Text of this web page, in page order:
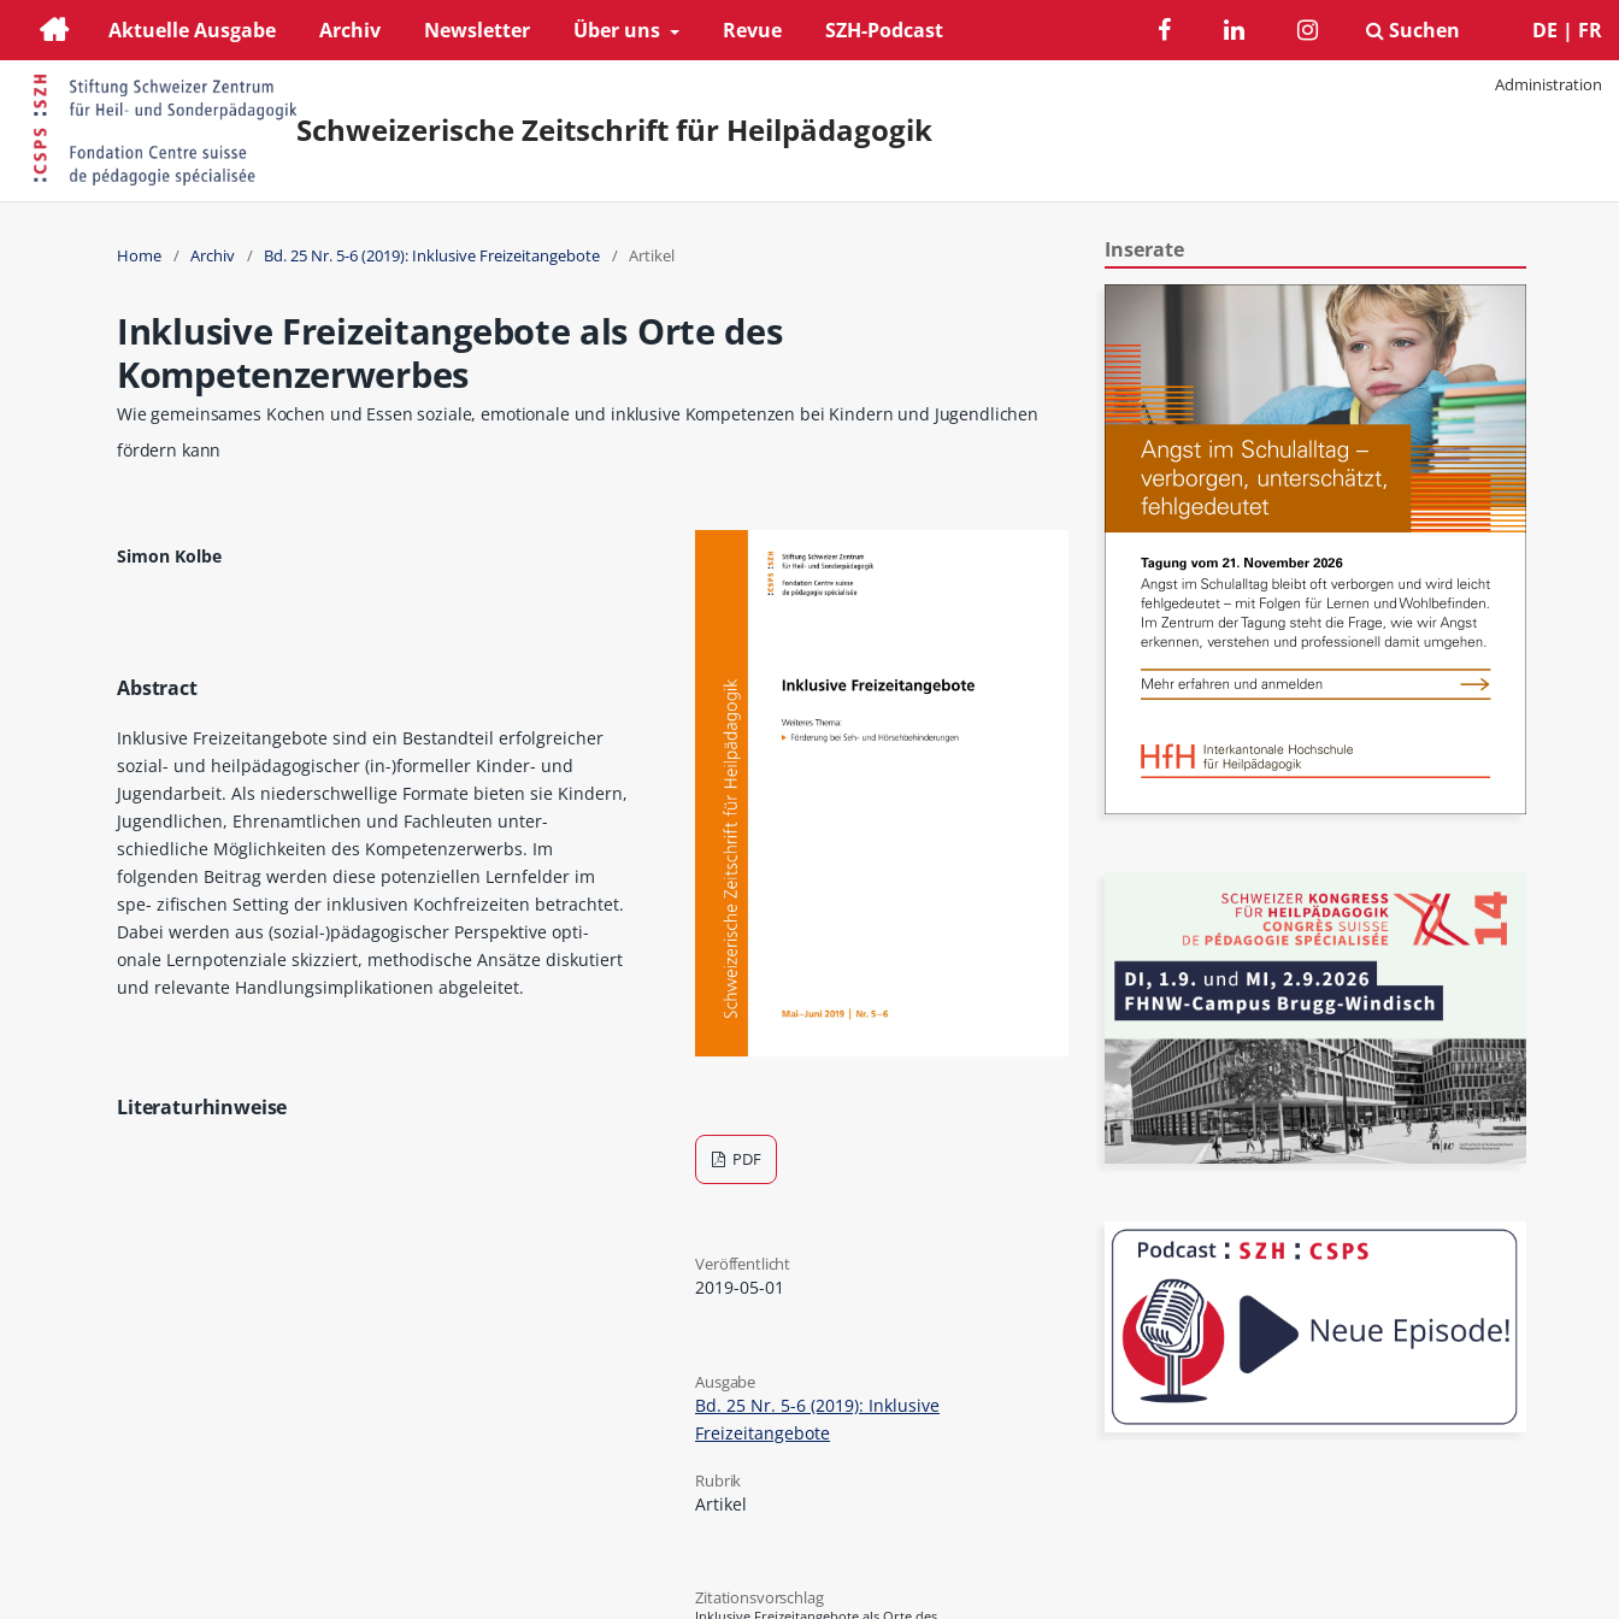
Aktuelle Ausgabe Archiv Newsletter Über uns Revue SZH-Podcast
Administration
DE | FR
Suchen
Schweizerische Zeitschrift für Heilpädagogik
Home / Archiv / Bd. 25 Nr. 5-6 (2019): Inklusive Freizeitangebote / Artikel
Inklusive Freizeitangebote als Orte des
Kompetenzerwerbes
Wie gemeinsames Kochen und Essen soziale, emotionale und inklusive Kompetenzen bei Kindern und Jugendlichen
fördern kann
Simon Kolbe
Abstract
Inklusive Freizeitangebote sind ein Bestandteil erfolgreicher
sozial- und heilpädagogischer (in-)formeller Kinder- und
Jugendarbeit. Als niederschwellige Formate bieten sie Kindern,
Jugendlichen, Ehrenamtlichen und Fachleuten unter-
schiedliche Möglichkeiten des Kompetenzerwerbs. Im
folgenden Beitrag werden diese potenziellen Lernfelder im
spe- zifischen Setting der inklusiven Kochfreizeiten betrachtet.
Dabei werden aus (sozial-)pädagogischer Perspektive opti-
onale Lernpotenziale skizziert, methodische Ansätze diskutiert
und relevante Handlungsimplikationen abgeleitet.
Literaturhinweise
PDF
Veröffentlicht
2019-05-01
Ausgabe
Bd. 25 Nr. 5-6 (2019): Inklusive
Freizeitangebote
Rubrik
Artikel
Zitationsvorschlag
Inserate